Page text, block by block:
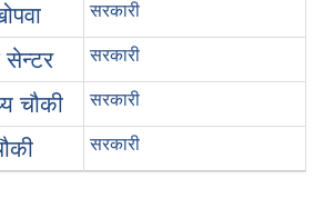
सरकारी
सेन्टर सरकारी
चौकी सरकारी
सरकारी